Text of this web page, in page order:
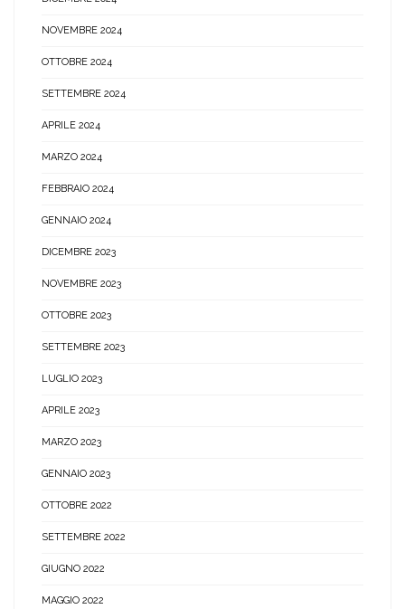
NOVEMBRE 2024
OTTOBRE 2024
SETTEMBRE 2024
APRILE 2024
MARZO 2024
FEBBRAIO 2024
GENNAIO 2024
DICEMBRE 2023
NOVEMBRE 2023
OTTOBRE 2023
SETTEMBRE 2023
LUGLIO 2023
APRILE 2023
MARZO 2023
GENNAIO 2023
OTTOBRE 2022
SETTEMBRE 2022
GIUGNO 2022
MAGGIO 2022